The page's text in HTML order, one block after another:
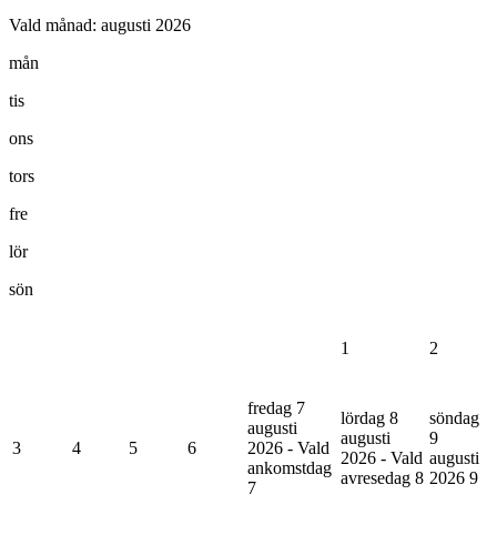
Vald månad: augusti 2026
mån
tis
ons
tors
fre
lör
sön
1 2
3 4 5 6
fredag 7
augusti
2026 - Vald
ankomstdag
7
lördag 8
augusti
2026 - Vald
avresedag 8
söndag
9
augusti
2026 9